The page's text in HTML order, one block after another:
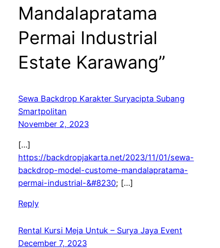
Mandalapratama
Permai Industrial
Estate Karawang”
Sewa Backdrop Karakter Suryacipta Subang
Smartpolitan
November 2, 2023
[…]
https://backdropjakarta.net/2023/11/01/sewa-
backdrop-model-custome-mandalapratama-
permai-industrial-&#8230; […]
Reply
Rental Kursi Meja Untuk – Surya Jaya Event
December 7, 2023